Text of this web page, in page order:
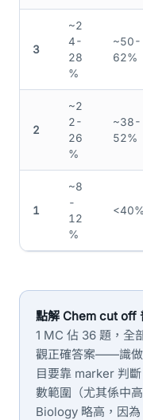
3
~2
4-
28
%
~50-
62%
2
~2
2-
26
%
~38-
52%
1
~8
-
12
%
<40%
點解 Chem cut off
1 MC 佔 36 題，全
觀正確答案——識做
目要靠 marker 判
數範圍（尤其係中
Biology 略高，因為